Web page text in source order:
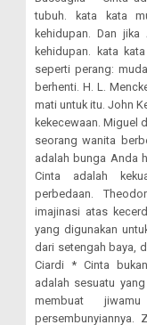
tubuh. kata kata
kehidupan. Dan
kehidupan. kata
seperti perang:
berhenti. H. L.
mati untuk itu. John
kekecewaan. Miguel
seorang wanita
adalah bunga Anda
Cinta adalah
perbedaan.
imajinasi atas
yang digunakan
dari setengah baya,
Ciardi * Cinta
adalah sesuatu
membuat